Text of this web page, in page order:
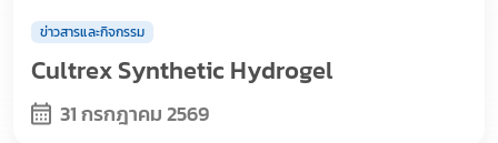
ข่าวสารและกิจกรรม
Cultrex Synthetic Hydrogel
31 กรกฎาคม 2569